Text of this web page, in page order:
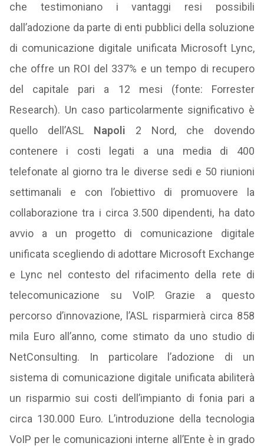
che testimoniano i vantaggi resi possibili
dall’adozione da parte di enti pubblici della soluzione
di comunicazione digitale unificata Microsoft Lync,
che offre un ROI del 337% e un tempo di recupero
del capitale pari a 12 mesi (fonte: Forrester
Research). Un caso particolarmente significativo è
quello dell’ASL Napoli 2 Nord, che dovendo
contenere i costi legati a una media di 400
telefonate al giorno tra le diverse sedi e 50 riunioni
settimanali e con l’obiettivo di promuovere la
collaborazione tra i circa 3.500 dipendenti, ha dato
avvio a un progetto di comunicazione digitale
unificata scegliendo di adottare Microsoft Exchange
e Lync nel contesto del rifacimento della rete di
telecomunicazione su VoIP. Grazie a questo
percorso d’innovazione, l’ASL risparmierà circa 858
mila Euro all’anno, come stimato da uno studio di
NetConsulting. In particolare l’adozione di un
sistema di comunicazione digitale unificata abiliterà
un risparmio sui costi dell’impianto di fonia pari a
circa 130.000 Euro. L’introduzione della tecnologia
VoIP per le comunicazioni interne all’Ente è in grado